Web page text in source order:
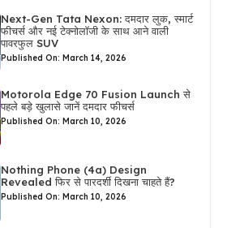
Next-Gen Tata Nexon: दमदार लुक, स्मार्ट
फीचर्स और नई टेक्नोलॉजी के साथ आने वाली
पावरफुल SUV
Published On: March 14, 2026
Motorola Edge 70 Fusion Launch से
पहले बड़े खुलासे जानें दमदार फीचर्स
Published On: March 10, 2026
Nothing Phone (4a) Design
Revealed फिर से पारदर्शी दिखना चाहते हैं?
Published On: March 10, 2026